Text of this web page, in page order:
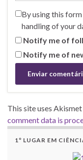
By using this
handling of your
Notify me of
Notify me of
This site uses
comment data is
1º LUGAR EM